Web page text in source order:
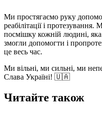
Ми простягаємо руку
реабілітації і
посмішку кожній людині,
змогли допомогти і
це весь час.
Ми вільні, ми сильні, ми
Слава Україні! 🇺🇦
Читайте також